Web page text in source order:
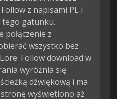
z napisami PL i
tego gatunku.
połączenie z
wszystko bez
Follow download w
wyróżnia się
dźwiękową i ma
wyświetlono aż